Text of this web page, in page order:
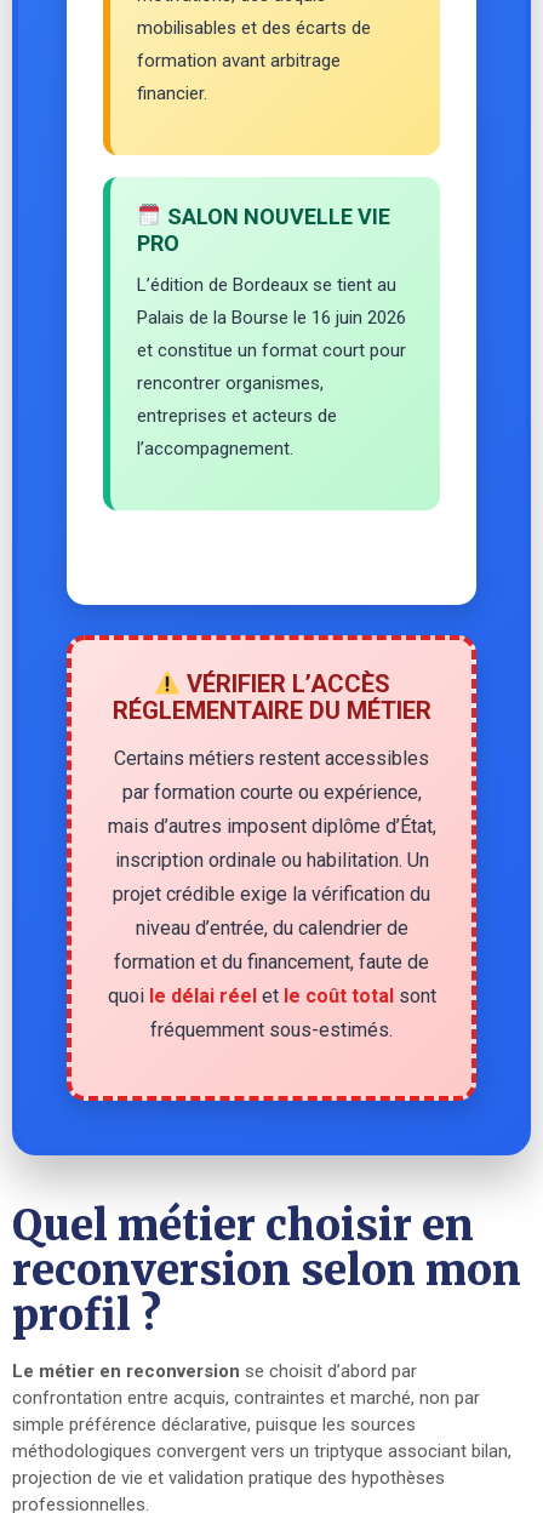
mobilisables et des écarts de
formation avant arbitrage
financier.
SALON NOUVELLE VIE
PRO
L’édition de Bordeaux se tient au
Palais de la Bourse le 16 juin 2026
et constitue un format court pour
rencontrer organismes,
entreprises et acteurs de
l’accompagnement.
VÉRIFIER L’ACCÈS
RÉGLEMENTAIRE DU MÉTIER
Certains métiers restent accessibles
par formation courte ou expérience,
mais d’autres imposent diplôme d’État,
inscription ordinale ou habilitation. Un
projet crédible exige la vérification du
niveau d’entrée, du calendrier de
formation et du financement, faute de
quoi le délai réelet le coût totalsont
fréquemment sous-estimés.
Quel métier choisir en
reconversion selon mon
profil ?
Le métier en reconversion se choisit d’abord par
confrontation entre acquis, contraintes et marché, non par
simple préférence déclarative, puisque les sources
méthodologiques convergent vers un triptyque associant bilan,
projection de vie et validation pratique des hypothèses
professionnelles.